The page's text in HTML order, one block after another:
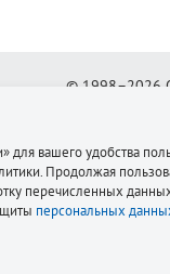
© 1998–2026
для вашего удобства
Продолжая
перечисленных
персональных